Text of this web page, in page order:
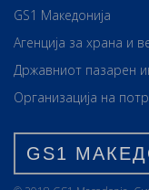
GS1 Македонија
Агенција за храна и
Државниот пазарен
Организација на
GS1